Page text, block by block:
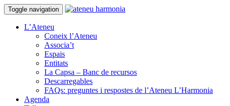
Toggle navigation
L’Ateneu
Coneix l’Ateneu
Associa’t
Espais
Entitats
La Capsa – Banc de recursos
Descarregables
FAQs: preguntes i respostes de l’Ateneu L’Harmonia
Agenda